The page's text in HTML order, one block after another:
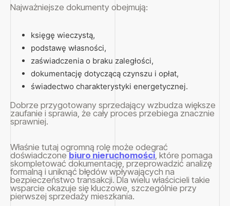
Najważniejsze dokumenty obejmują:
księgę wieczystą,
podstawę własności,
zaświadczenia o braku zaległości,
dokumentację dotyczącą czynszu i opłat,
świadectwo charakterystyki energetycznej.
Dobrze przygotowany sprzedający wzbudza większe
zaufanie i sprawia, że cały proces przebiega znacznie
sprawniej.
Właśnie tutaj ogromną rolę może odegrać
doświadczonebiuro nieruchomości , które pomaga
skompletować dokumentację, przeprowadzić analizę
formalną i uniknąć błędów wpływających na
bezpieczeństwo transakcji. Dla wielu właścicieli takie
wsparcie okazuje się kluczowe, szczególnie przy
pierwszej sprzedaży mieszkania.